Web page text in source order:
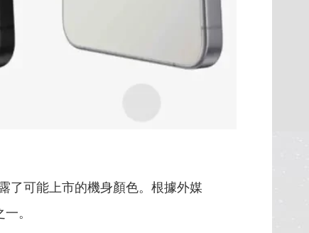
了可能上市的機身顏色。根據外媒
。